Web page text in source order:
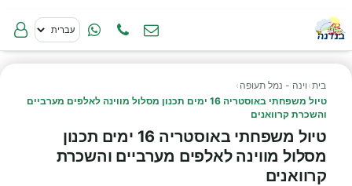
בית› וינה - נמל תעופה ›
טיול משפחתי באוסטריה 16 ימים תכנון מסלול מווינה לאלפים מערביים
והשכרת קרוואנים
טיול משפחתי באוסטריה 16 ימים תכנון
מסלול מווינה לאלפים מערביים והשכרת
קרוואנים